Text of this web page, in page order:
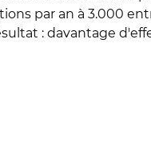
par an à 3.000
: davantage